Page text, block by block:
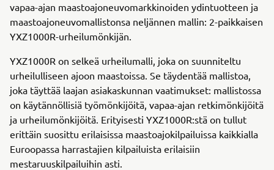
vapaa-ajan maastoajoneuvomarkkinoiden ydintuotteen ja
maastoajoneuvomallistonsa neljännen mallin: 2-paikkaisen
YXZ1000R-urheilumönkijän.
YXZ1000R on selkeä urheilumalli, joka on suunniteltu
urheilulliseen ajoon maastoissa. Se täydentää mallistoa,
joka täyttää laajan asiakaskunnan vaatimukset: mallistossa
on käytännöllisiä työmönkijöitä, vapaa-ajan retkimönkijöitä
ja urheilumönkijöitä. Erityisesti YXZ1000R:stä on tullut
erittäin suosittu erilaisissa maastoajokilpailuissa kaikkialla
Euroopassa harrastajien kilpailuista erilaisiin
mestaruuskilpailuihin asti.